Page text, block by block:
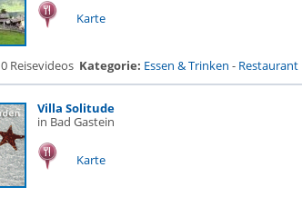
Karte
0 Reisevideos Kategorie: Essen & Trinken - Restaurant
Villa Solitude
in Bad Gastein
Karte